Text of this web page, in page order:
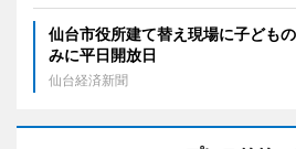
仙台市役所建て替え現場に子ども
みに平日開放日
仙台経済新聞